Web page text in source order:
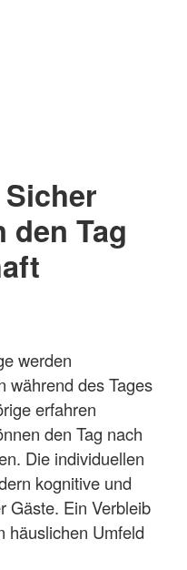
den Tag
werden
während des Tages
erfahren
den Tag nach
Die individuellen
kognitive und
Gäste. Ein Verbleib
häuslichen Umfeld